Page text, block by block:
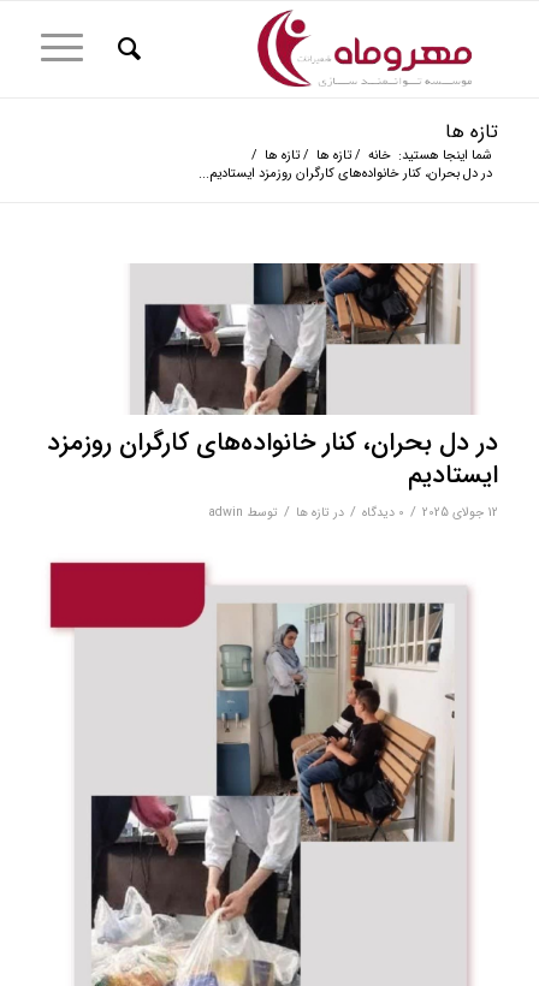
تازه ها
شما اینجا هستید: خانه / تازه ها / تازه ها /
در دل بحران، کنار خانواده‌های کارگران روزمزد ایستادیم...
در دل بحران، کنار خانواده‌های کارگران روزمزد
ایستادیم
12 جولای 2025 / 0 دیدگاه‌ / در تازه ها / توسط adwin